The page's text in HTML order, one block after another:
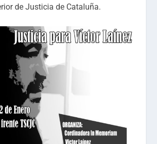
de Justicia de Cataluña.